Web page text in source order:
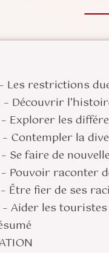
Les restrictions
– Découvrir
– Explorer les
– Contempler la
– Se faire de
– Pouvoir raconter
Être fier de ses
– Aider les touristes